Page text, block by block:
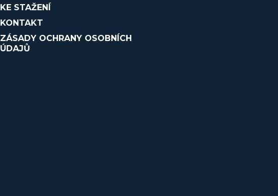
KE STAŽENÍ
KONTAKT
ZÁSADY OCHRANY OSOBNÍCH
ÚDAJŮ